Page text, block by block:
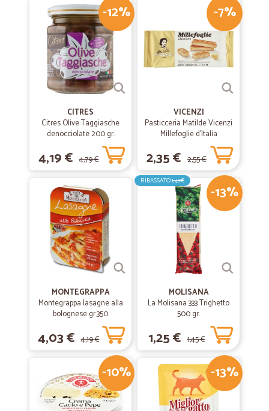
-12%
CITRES
Citres Olive Taggiasche
denocciolate 200 gr.
4,19 € 4,79 €
-7%
VICENZI
Pasticceria Matilde Vicenzi
Millefoglie d'Italia
Classiche 125 gr.
2,35 € 2,55 €
MONTEGRAPPA
Montegrappa lasagne alla
bolognese gr.350
4,03 € 4,19 €
-13%
RIBASSATO1,49€
MOLISANA
La Molisana 333 Trighetto
500 gr.
1,25 € 1,45 €
-10% -13%